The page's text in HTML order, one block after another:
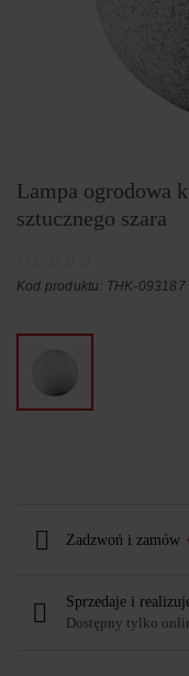
Lampa ogrodowa
sztucznego szara
Kod produktu: THK-093187
Zadzwoń i zamów
Sprzedaje i
Dostępny tylko